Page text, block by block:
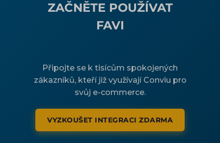
ZAČNĚTE POUŽÍVAT
FAVI
Připojte se k tisícům spokojených
zákazníků, kteří již využívají Conviu pro
svůj e-commerce.
VYZKOUŠET INTEGRACI ZDARMA